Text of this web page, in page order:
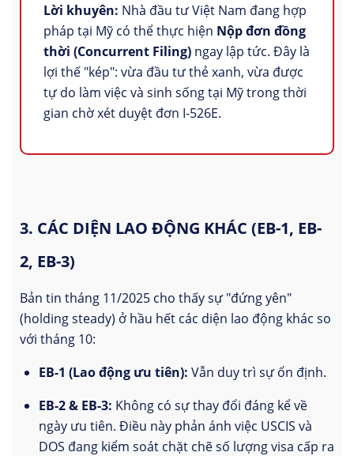
Lời khuyên: Nhà đầu tư Việt Nam đang hợp
pháp tại Mỹ có thể thực hiện Nộp đơn đồng
thời (Concurrent Filing) ngay lập tức. Đây là
lợi thế "kép": vừa đầu tư thẻ xanh, vừa được
tự do làm việc và sinh sống tại Mỹ trong thời
gian chờ xét duyệt đơn I-526E.
3. CÁC DIỆN LAO ĐỘNG KHÁC (EB-1, EB-
2, EB-3)
Bản tin tháng 11/2025 cho thấy sự "đứng yên"
(holding steady) ở hầu hết các diện lao động khác so
với tháng 10:
EB-1 (Lao động ưu tiên): Vẫn duy trì sự ổn định.
EB-2 & EB-3: Không có sự thay đổi đáng kể về
ngày ưu tiên. Điều này phản ánh việc USCIS và
DOS đang kiểm soát chặt chẽ số lượng visa cấp ra